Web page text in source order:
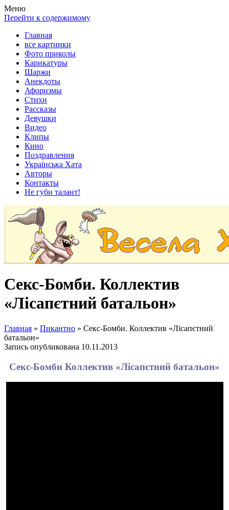
Весела хата — прикольные картинки, смешные истории,
клипы!
Покажем всем ваши фото приколы, карикатуры, шаржи, стихи,
рассказы, видео и песни!
Меню
Перейти к содержимому
Главная
все картинки
Фото приколы
Карикатуры
Шаржи
Анекдоты
Афоризмы
Стихи
Рассказы
Девушки
Видео
Клипы
Кино
Поздравления
Українська Хата
Авторы
Контакты
Не губи талант!
Ceкс-Бомби. Коллектив
«Лісапєтний батальон»
Главная » Пикантно » Ceкс-Бомби. Коллектив «Лісапєтний
батальон»
Запись опубликована 10.11.2013
Ceкс-Бомби Коллектив «Лісапєтний батальон»